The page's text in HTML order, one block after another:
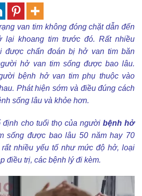
van tim không đóng chặt dẫn đến
lại khoang tim trước đó. Rất nhiều
được chẩn đoán bị hở van tim băn
hở van tim sống được bao lâu.
bệnh hở van tim phụ thuộc vào
Phát hiện sớm và điều đúng cách
sống lâu và khỏe hơn.
định cho tuổi thọ của người bệnh hở
sống được bao lâu 50 năm hay 70
nhiều yếu tố như mức độ hở, loại
điều trị, các bệnh lý đi kèm.